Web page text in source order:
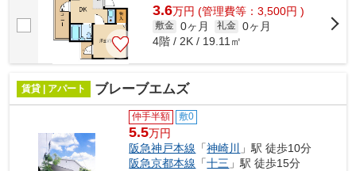
3.6万円 (管理費等：3,500円 )
敷金 0ヶ月 礼金 0ヶ月
4階 / 2K / 19.11㎡
賃貸 | アパート ブレーブエムズ
仲手半額 敷0
5.5万円
阪急神戸本線 「神崎川
」駅 徒歩10分
阪急京都本線 「十三 」駅 徒歩15分